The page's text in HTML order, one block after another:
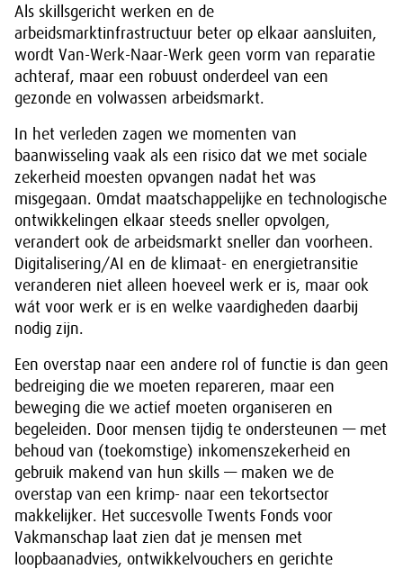
Als skillsgericht werken en de
arbeidsmarktinfrastructuur beter op elkaar aansluiten,
wordt Van-Werk-Naar-Werk geen vorm van reparatie
achteraf, maar een robuust onderdeel van een
gezonde en volwassen arbeidsmarkt.
In het verleden zagen we momenten van
baanwisseling vaak als een risico dat we met sociale
zekerheid moesten opvangen nadat het was
misgegaan. Omdat maatschappelijke en technologische
ontwikkelingen elkaar steeds sneller opvolgen,
verandert ook de arbeidsmarkt sneller dan voorheen.
Digitalisering/AI en de klimaat- en energietransitie
veranderen niet alleen hoeveel werk er is, maar ook
wát voor werk er is en welke vaardigheden daarbij
nodig zijn.
Een overstap naar een andere rol of functie is dan geen
bedreiging die we moeten repareren, maar een
beweging die we actief moeten organiseren en
begeleiden. Door mensen tijdig te ondersteunen — met
behoud van (toekomstige) inkomenszekerheid en
gebruik makend van hun skills — maken we de
overstap van een krimp- naar een tekortsector
makkelijker. Het succesvolle Twents Fonds voor
Vakmanschap laat zien dat je mensen met
loopbaanadvies, ontwikkelvouchers en gerichte